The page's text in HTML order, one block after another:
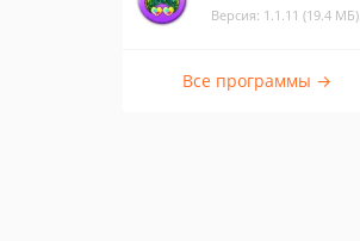
Версия: 1.1.11 (19.4 МБ)
Все программы →